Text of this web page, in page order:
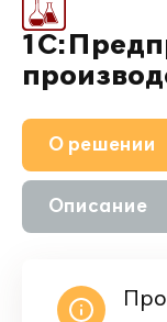
О решении
Описание